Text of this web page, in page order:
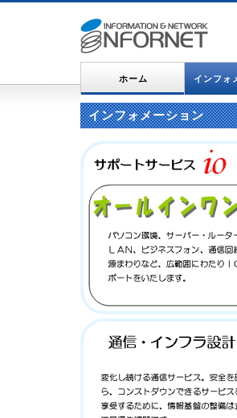
ホーム インフォ
インフォメーション